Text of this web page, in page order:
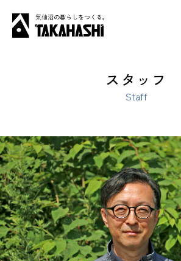
気仙沼の暮らしをつくる。
スタッフ
Staff